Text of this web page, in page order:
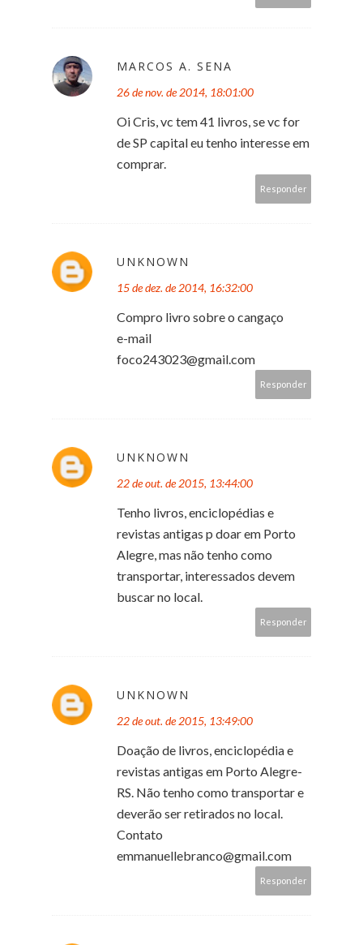
MARCOS A. SENA
26 de nov. de 2014, 18:01:00
Oi Cris, vc tem 41 livros, se vc for
de SP capital eu tenho interesse em
comprar.
Responder
UNKNOWN
15 de dez. de 2014, 16:32:00
Compro livro sobre o cangaço
e-mail
foco243023@gmail.com
Responder
UNKNOWN
22 de out. de 2015, 13:44:00
Tenho livros, enciclopédias e
revistas antigas p doar em Porto
Alegre, mas não tenho como
transportar, interessados devem
buscar no local.
Responder
UNKNOWN
22 de out. de 2015, 13:49:00
Doação de livros, enciclopédia e
revistas antigas em Porto Alegre-
RS. Não tenho como transportar e
deverão ser retirados no local.
Contato
emmanuellebranco@gmail.com
Responder